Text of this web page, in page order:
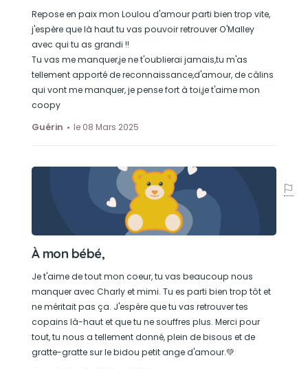
Repose en paix mon Loulou d'amour parti bien trop vite,
j'espère que là haut tu vas pouvoir retrouver O'Malley
avec qui tu as grandi !!
Tu vas me manquer,je ne t'oublierai jamais,tu m'as
tellement apporté de reconnaissance,d'amour, de câlins
qui vont me manquer, je pense fort à toi,je t'aime mon
coopy
Guérin
le 08 Mars 2025
À mon bébé,
Je t'aime de tout mon coeur, tu vas beaucoup nous
manquer avec Charly et mimi. Tu es parti bien trop tôt et
ne méritait pas ça. J'espère que tu vas retrouver tes
copains là-haut et que tu ne souffres plus. Merci pour
tout, tu nous a tellement donné, plein de bisous et de
gratte-gratte sur le bidou petit ange d'amour.💚